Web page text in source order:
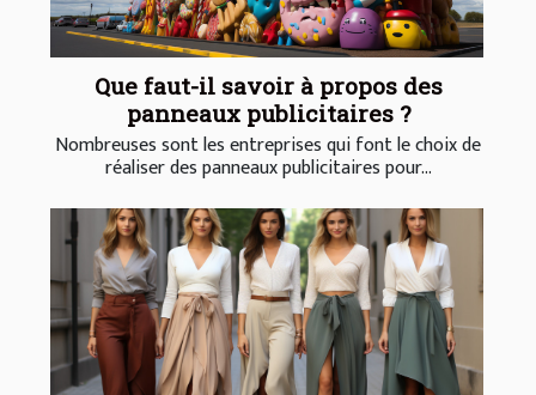
Que faut-il savoir à propos des
panneaux publicitaires ?
Nombreuses sont les entreprises qui font le choix de
réaliser des panneaux publicitaires pour...